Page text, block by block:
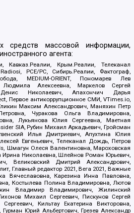
средств массовой информации,
агента:
Кавказ.Реалии, Крым.Реалии, Телеканал
PCE/PC, Сибирь.Реалии, Фактограф,
MEDIUM-ORIENT, Пономарев Лев
Людмила Алексеевна, Маркелов Сергей
Николаевич, Апахончич Дарья
Первое антикоррупционное СМИ, VTimes.io,
Максим Александрович, Маняхин Петр
Чуракова Ольга Владимировна,
Лукьянова Юлия Сергеевна, Маетная
SIA, Рубин Михаил Аркадьевич, Гройсман
Илья Дмитриевич, Апухтина Юлия
Евгеньевич, Телеканал Дождь, Петров
Шмагун Олеся Валентиновна, Мароховская
Ирина Николаевна, Шлейнов Роман Юрьевич,
Великовский Дмитрий Александрович,
Главный редактор 2021, Вега 2021, Важные
Вячеславовна, Карезина Инна Павловна,
Костылева Полина Владимировна, Лютов
Владимир Владимирович, Жилинский
Михаил Сергеевич, Пискунов Сергей
Кильтау Екатерина Викторовна,
Юрий Альбертович, Грезев Александр